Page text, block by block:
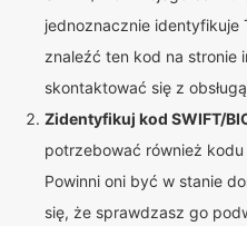
jednoznacznie identyfikuje
znaleźć ten kod na stronie
skontaktować się z
Zidentyfikuj kod SWIFT/
potrzebować również
Powinni oni być w stanie
się, że sprawdzasz go